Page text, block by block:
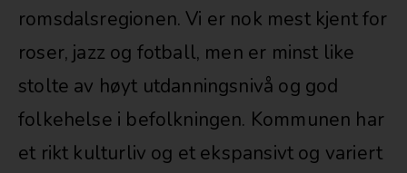
romsdalsregionen. Vi er nok mest kjent for
roser, jazz og fotball, men er minst like
stolte av høyt utdanningsnivå og god
folkehelse i befolkningen. Kommunen har
et rikt kulturliv og et ekspansivt og variert